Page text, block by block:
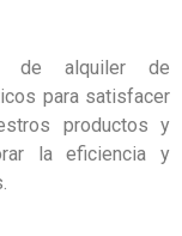
de alquiler de
para satisfacer
productos y
la eficiencia y